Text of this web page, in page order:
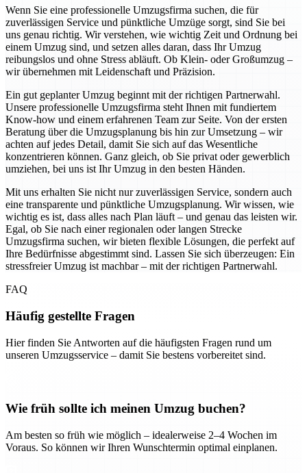
Wenn Sie eine professionelle Umzugsfirma suchen, die für
zuverlässigen Service und pünktliche Umzüge sorgt, sind Sie bei
uns genau richtig. Wir verstehen, wie wichtig Zeit und Ordnung bei
einem Umzug sind, und setzen alles daran, dass Ihr Umzug
reibungslos und ohne Stress abläuft. Ob Klein- oder Großumzug –
wir übernehmen mit Leidenschaft und Präzision.
Ein gut geplanter Umzug beginnt mit der richtigen Partnerwahl.
Unsere professionelle Umzugsfirma steht Ihnen mit fundiertem
Know-how und einem erfahrenen Team zur Seite. Von der ersten
Beratung über die Umzugsplanung bis hin zur Umsetzung – wir
achten auf jedes Detail, damit Sie sich auf das Wesentliche
konzentrieren können. Ganz gleich, ob Sie privat oder gewerblich
umziehen, bei uns ist Ihr Umzug in den besten Händen.
Mit uns erhalten Sie nicht nur zuverlässigen Service, sondern auch
eine transparente und pünktliche Umzugsplanung. Wir wissen, wie
wichtig es ist, dass alles nach Plan läuft – und genau das leisten wir.
Egal, ob Sie nach einer regionalen oder langen Strecke
Umzugsfirma suchen, wir bieten flexible Lösungen, die perfekt auf
Ihre Bedürfnisse abgestimmt sind. Lassen Sie sich überzeugen: Ein
stressfreier Umzug ist machbar – mit der richtigen Partnerwahl.
FAQ
Häufig gestellte Fragen
Hier finden Sie Antworten auf die häufigsten Fragen rund um
unseren Umzugsservice – damit Sie bestens vorbereitet sind.
Wie früh sollte ich meinen Umzug buchen?
Am besten so früh wie möglich – idealerweise 2–4 Wochen im
Voraus. So können wir Ihren Wunschtermin optimal einplanen.